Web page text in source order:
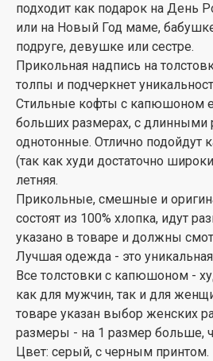
подходит как подарок на День
или на Новый Год маме,
подруге, девушке или сестре.
Прикольная надпись на
толпы и подчеркнет
Стильные кофты с капюшоном
больших размерах, с длинными
однотонные. Отлично подойдут
(так как худи достаточно
летняя.
Прикольные, смешные и
состоят из 100% хлопка, идут
указано в товаре и должны
Лучшая одежда - это
Все толстовки с капюшоном -
как для мужчин, так и для
товаре указан выбор женских
размеры - на 1 размер больше,
Цвет: серый, с черным принтом.